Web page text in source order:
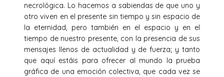
necrológica. Lo hacemos a sabiendas de que uno y
otro viven en el presente sin tiempo y sin espacio de
la eternidad, pero también en el espacio y en el
tiempo de nuestro presente, con la presencia de sus
mensajes llenos de actualidad y de fuerza; y tanto
que aquí estáis para ofrecer al mundo la prueba
gráfica de una emoción colectiva, que cada vez se